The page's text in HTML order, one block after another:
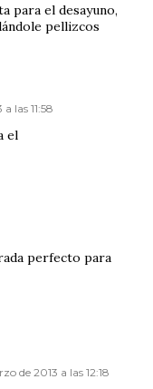
para el desayuno,
pellizcos
las 11:58
el
perfecto para
de 2013 a las 12:18